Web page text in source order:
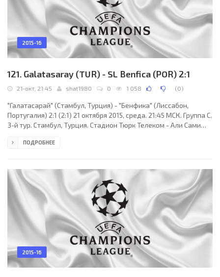
2015-16
121. Galatasaray (TUR) - SL Benfica (POR) 2:1
21-окт, 21:45 shat1980 0 1 058 (0)
"Галатасарай" (Стамбул, Турция) - "Бенфика" (Лиссабон,
Португалия) 2:1 (2:1) 21 октября 2015, среда. 21:45 МСК. Группа C.
3-й тур. Стамбул, Турция. Стадион Тюрк Телеком - Али Сами
Коллам (Беллсхилл, Шотландия), Дамьен Макграт
Муслера, Сабри Сарыоглу, Лионель Кароль, Орельен Шеджу,
Хакан Балта, Уэсли Снейдер, Ясин Озтекин (Олкан Адын,
ПОДРОБНЕЕ
2015-16